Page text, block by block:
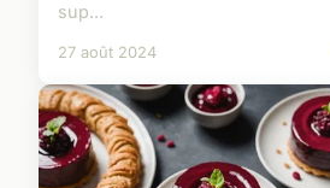
sup...
27 août 2024